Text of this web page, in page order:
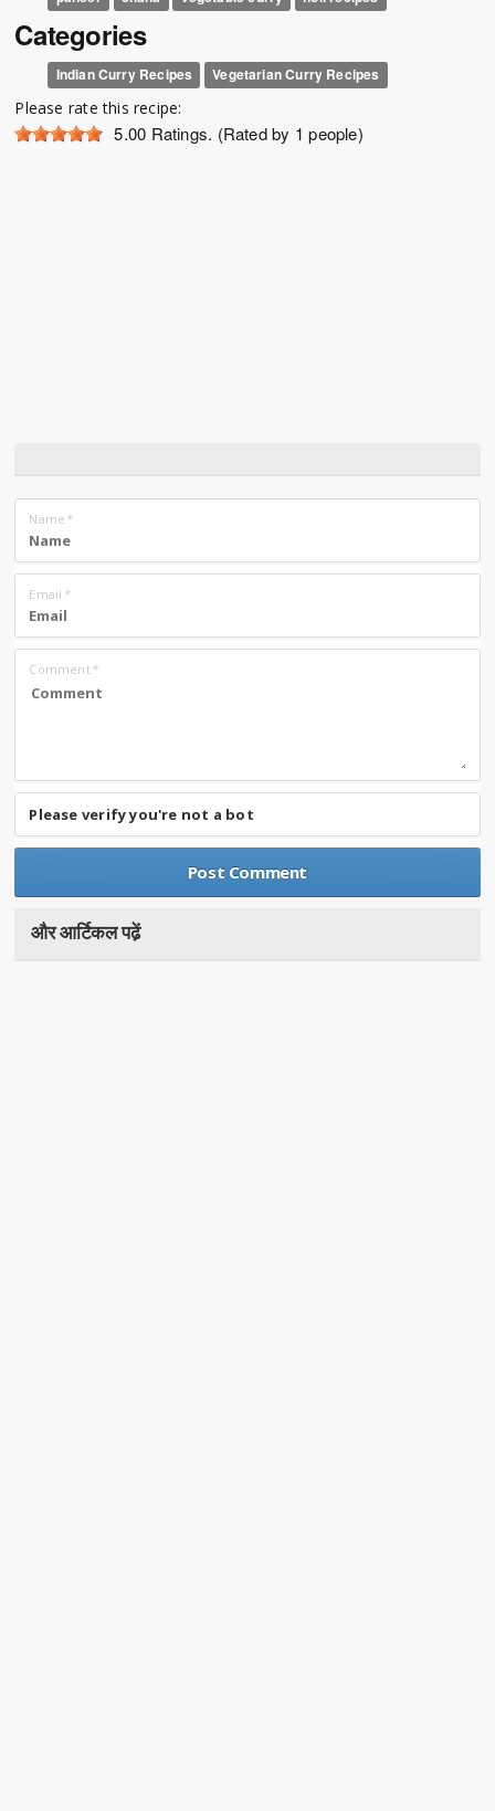
Categories
Indian Curry Recipes Vegetarian Curry Recipes
Please rate this recipe:
5.00 Ratings. (Rated by 1 people)
Name *
Email *
Comment*
Please verify you're not a bot
और आर्टिकल पढे़ं